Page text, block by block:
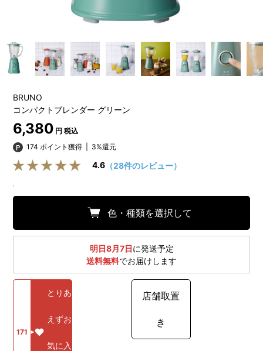
BRUNO
コンパクトブレンダー グリーン
6,380 円 税込
174 ポイント獲得
3%還元
4.6 （28件のレビュー）
色・種類を選択して
明日8月7日に発送予定
送料無料でお届けします
171
とりあ
えずお
気に入
店舗取置
き